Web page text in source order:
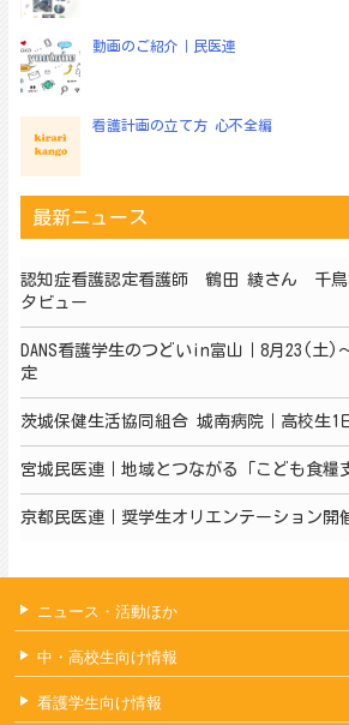
動画のご紹介｜民医連
看護計画の立て方 心不全編
最新ニュース
認知症看護認定看護師 鶴田 綾さん 千鳥
タビュー
DANS看護学生のつどいin富山｜8月23(土)
定
茨城保健生活協同組合 城南病院｜高校生1
宮城民医連｜地域とつながる「こども食糧
京都民医連｜奨学生オリエンテーション開
ニュース・活動ほか
中・高校生向け情報
看護学生向け情報